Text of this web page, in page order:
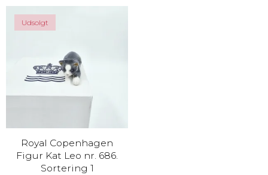
Udsolgt
Royal Copenhagen
Figur Kat Leo nr. 686.
Sortering 1